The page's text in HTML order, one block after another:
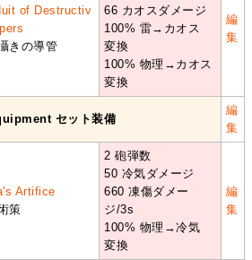
of Destructiv
きの導管
66 カオスダメージ
100% 雷→カオス
変換
100% 物理→カオス
変換
編
集
セット装備
編
集
Artifice
策
2 砲弾数
50 冷気ダメージ
660 凍傷ダメー
ジ/3s
100% 物理→冷気
変換
編
集